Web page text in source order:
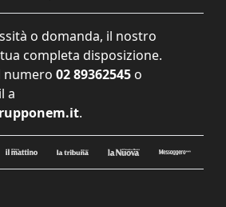
o domanda, il nostro
completa disposizione.
numero 02 89362545 o
a
.